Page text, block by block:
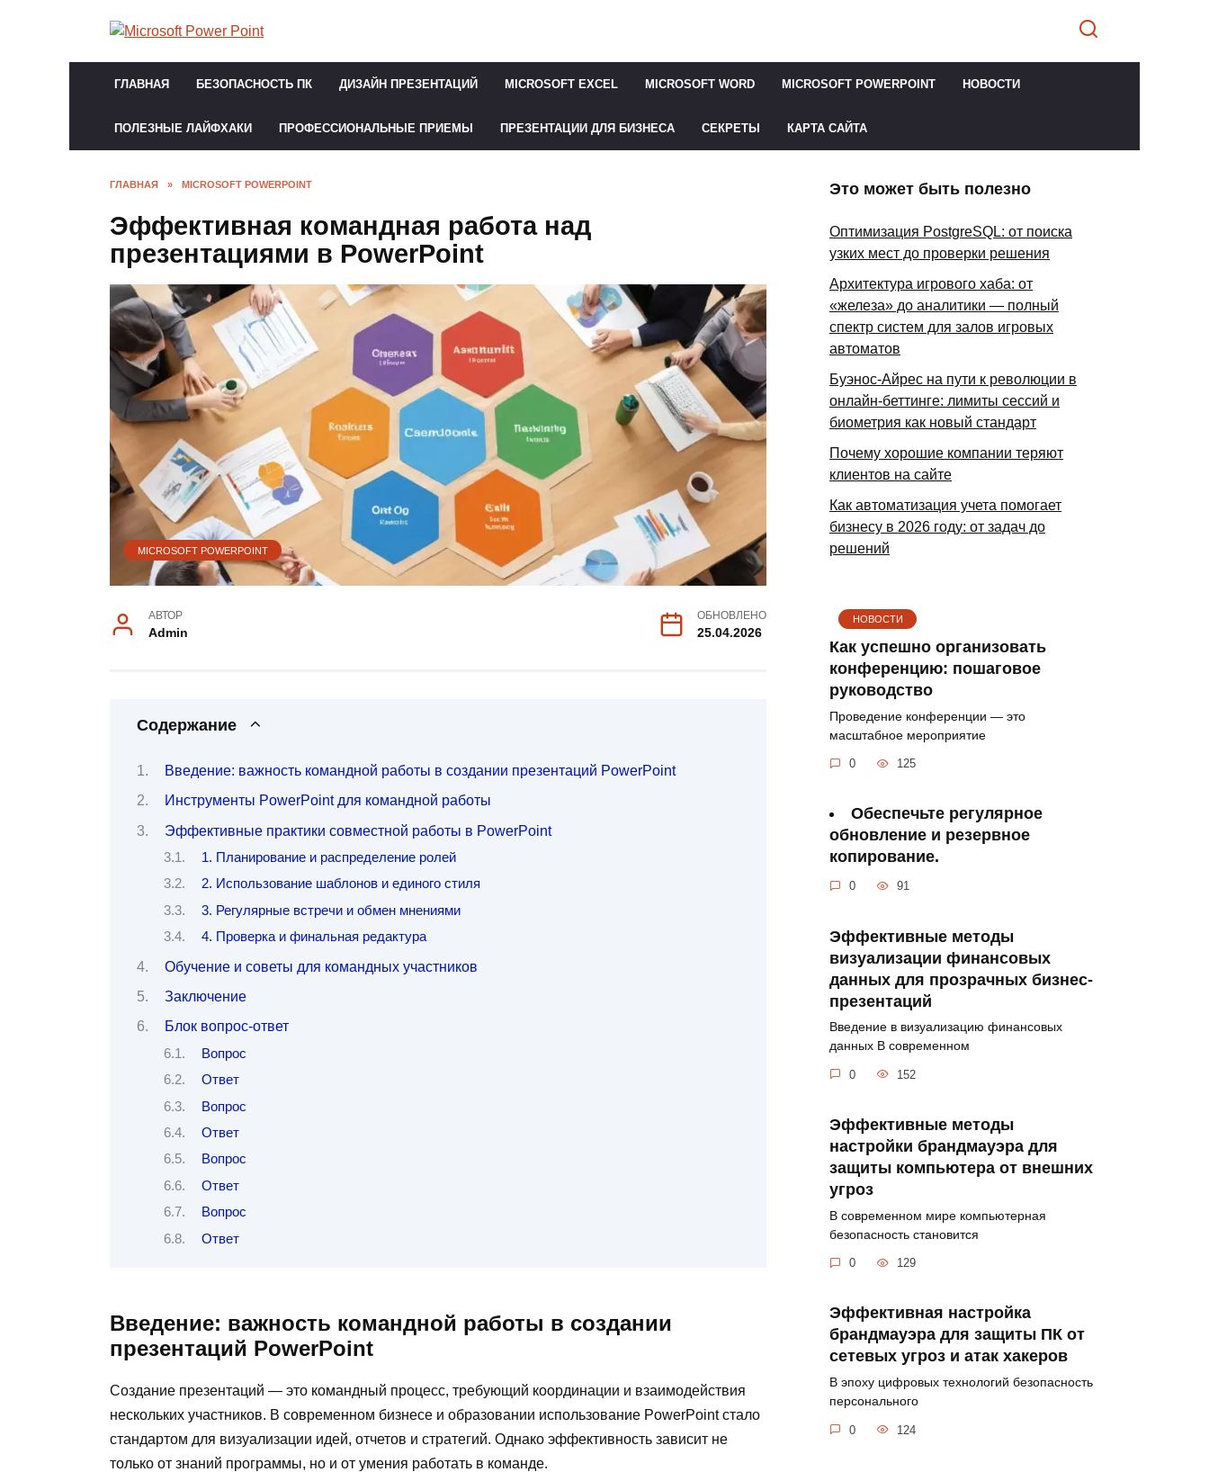
ГЛАВНАЯ БЕЗОПАСНОСТЬ ПК ДИЗАЙН ПРЕЗЕНТАЦИЙ MICROSOFT EXCEL MICROSOFT WORD MICROSOFT POWERPOINT НОВОСТИ
ПОЛЕЗНЫЕ ЛАЙФХАКИ ПРОФЕССИОНАЛЬНЫЕ ПРИЕМЫ ПРЕЗЕНТАЦИИ ДЛЯ БИЗНЕСА СЕКРЕТЫ КАРТА САЙТА
ГЛАВНАЯ » MICROSOFT POWERPOINT
Эффективная командная работа над
презентациями в PowerPoint
MICROSOFT POWERPOINT
АВТОР
Admin
ОБНОВЛЕНО
25.04.2026
Содержание
Введение: важность командной работы в создании презентаций PowerPoint
Инструменты PowerPoint для командной работы
Эффективные практики совместной работы в PowerPoint
1. Планирование и распределение ролей
2. Использование шаблонов и единого стиля
3. Регулярные встречи и обмен мнениями
4. Проверка и финальная редактура
Обучение и советы для командных участников
Заключение
Блок вопрос-ответ
Вопрос
Ответ
Вопрос
Ответ
Вопрос
Ответ
Вопрос
Ответ
Введение: важность командной работы в создании
презентаций PowerPoint
Создание презентаций — это командный процесс, требующий координации и взаимодействия
нескольких участников. В современном бизнесе и образовании использование PowerPoint стало
стандартом для визуализации идей, отчетов и стратегий. Однако эффективность зависит не
только от знаний программы, но и от умения работать в команде.
Это может быть полезно
Оптимизация PostgreSQL: от поиска
узких мест до проверки решения
Архитектура игрового хаба: от
«железа» до аналитики — полный
спектр систем для залов игровых
автоматов
Буэнос-Айрес на пути к революции в
онлайн-беттинге: лимиты сессий и
биометрия как новый стандарт
Почему хорошие компании теряют
клиентов на сайте
Как автоматизация учета помогает
бизнесу в 2026 году: от задач до
решений
НОВОСТИ
Как успешно организовать
конференцию: пошаговое
руководство
Проведение конференции — это
масштабное мероприятие
0 125
Обеспечьте регулярное
обновление и резервное
копирование.
0 91
Эффективные методы
визуализации финансовых
данных для прозрачных бизнес-
презентаций
Введение в визуализацию финансовых
данных В современном
0 152
Эффективные методы
настройки брандмауэра для
защиты компьютера от внешних
угроз
В современном мире компьютерная
безопасность становится
0 129
Эффективная настройка
брандмауэра для защиты ПК от
сетевых угроз и атак хакеров
В эпоху цифровых технологий безопасность
персонального
0 124